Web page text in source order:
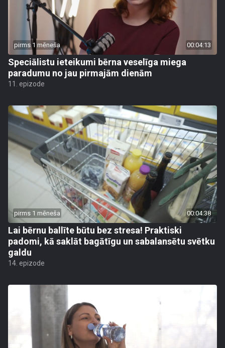
pirms 1 mēneša 00:04:13
Speciālistu ieteikumi bērna veselīga miega
paradumu no jau pirmajām dienām
11. epizode
pirms 1 mēneša 00:04:38
Lai bērnu ballīte būtu bez stresa! Praktiski
padomi, kā saklāt bagātīgu un sabalansētu svētku
galdu
14. epizode